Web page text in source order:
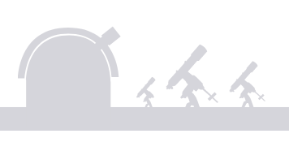
Spendenkonto: